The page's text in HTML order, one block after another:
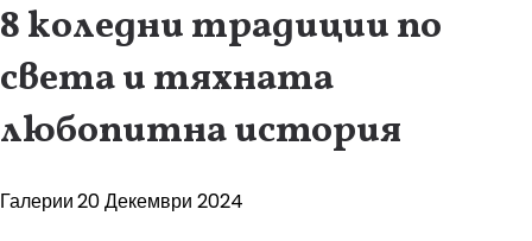
8 коледни традиции по
света и тяхната
любопитна история
Галерии20 Декември 2024